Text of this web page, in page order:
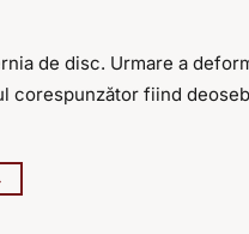
de disc. Urmare a
fiind